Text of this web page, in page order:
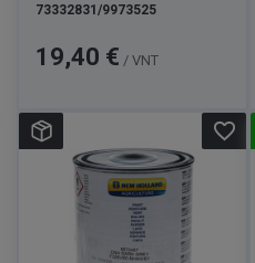
73332831/9973525
Kaina
19,40 € / VNT
favorite_border